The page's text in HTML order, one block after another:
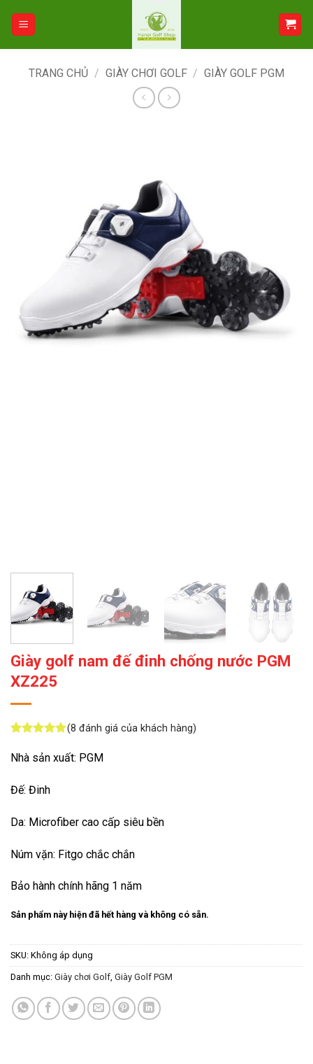
TRANG CHỦ / GIÀY CHƠI GOLF / GIÀY GOLF PGM
Giày golf nam đế đinh chống nước PGM
XZ225
dựa trên
(8 đánh giá của khách hàng)
Nhà sản xuất: PGM
Đế: Đinh
Da: Microfiber cao cấp siêu bền
Núm vặn: Fitgo chắc chắn
Bảo hành chính hãng 1 năm
Sản phẩm này hiện đã hết hàng và không có sẵn.
SKU: Không áp dụng
Danh mục: Giày chơi Golf Giày Golf PGM